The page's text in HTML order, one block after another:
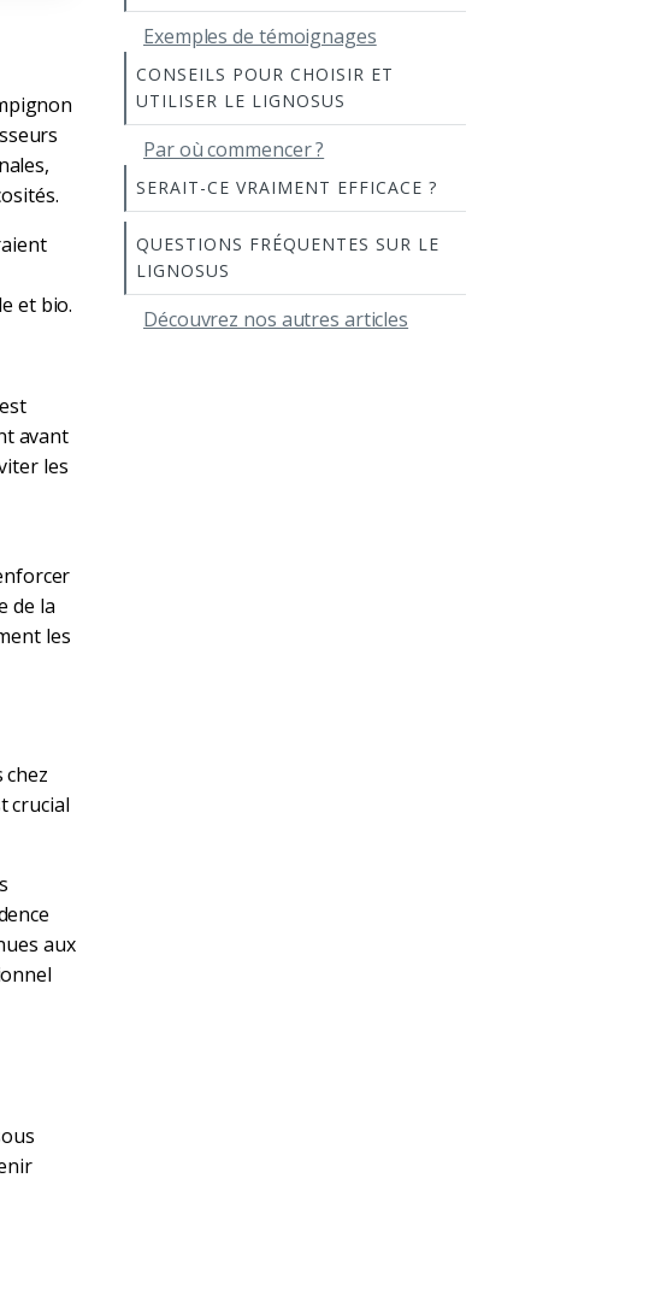
et bio.
avant
les
de la
les
crucial
aux
Exemples de témoignages
CONSEILS POUR CHOISIR ET
UTILISER LE LIGNOSUS
Par où commencer ?
SERAIT-CE VRAIMENT EFFICACE ?
QUESTIONS FRÉQUENTES SUR LE
LIGNOSUS
Découvrez nos autres articles